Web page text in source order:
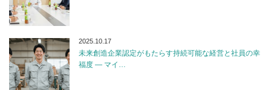
2025.10.17
未来創造企業認定がもたらす持続可能な経営と社員の幸
福度 — マイ…